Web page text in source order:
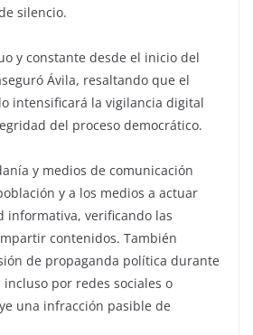
silencio.
y constante desde el inicio del
Ávila, resaltando que el
intensificará la vigilancia digital
del proceso democrático.
y medios de comunicación
y a los medios a actuar
informativa, verificando las
contenidos. También
de propaganda política durante
por redes sociales o
una infracción pasible de